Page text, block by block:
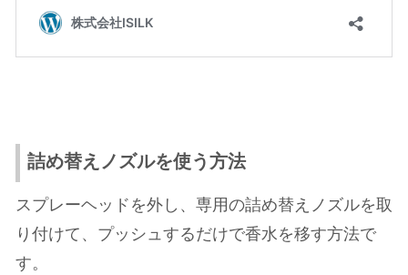
詰め替えノズルを使う方法
スプレーヘッドを外し、専用の詰め替えノズルを取
り付けて、プッシュするだけで香水を移す方法で
す。